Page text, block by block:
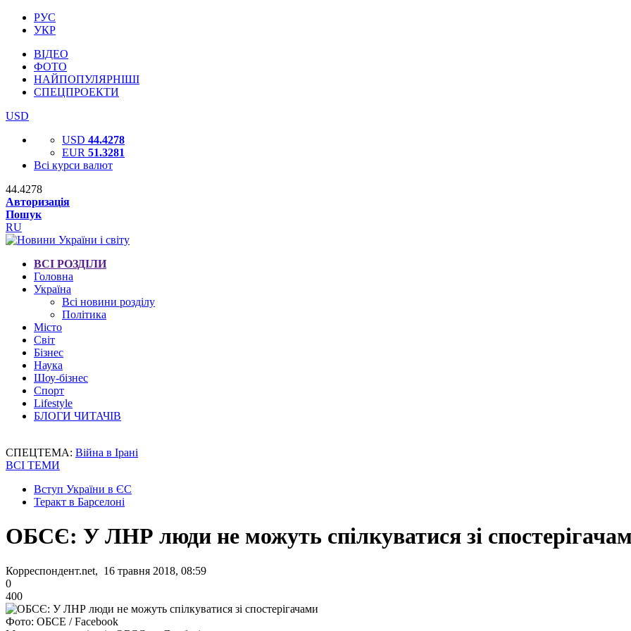
РУС
УКР
ВІДЕО
ФОТО
НАЙПОПУЛЯРНІШІ
СПЕЦПРОЕКТИ
USD
USD 44.4278
EUR 51.3281
Всі курси валют
44.4278
Авторизація
Пошук
RU
ВСІ РОЗДІЛИ
Головна
Україна
Всі новини розділу
Політика
Місто
Світ
Бізнес
Наука
Шоу-бізнес
Спорт
Lifestyle
БЛОГИ ЧИТАЧІВ
СПЕЦТЕМА: Війна в Ірані
ВСІ ТЕМИ
Вступ України в ЄС
Теракт в Барселоні
ОБСЄ: У ЛНР люди не можуть спілкуватися зі
Корреспондент.net, 16 травня 2018, 08:59
0
400
Фото: ОБСЕ / Facebook